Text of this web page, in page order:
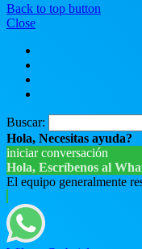
Back to top button
Close
Buscar:
Hola, Necesitas ayuda?
iniciar conversación
Hola, Escríbenos al
El equipo generalmente